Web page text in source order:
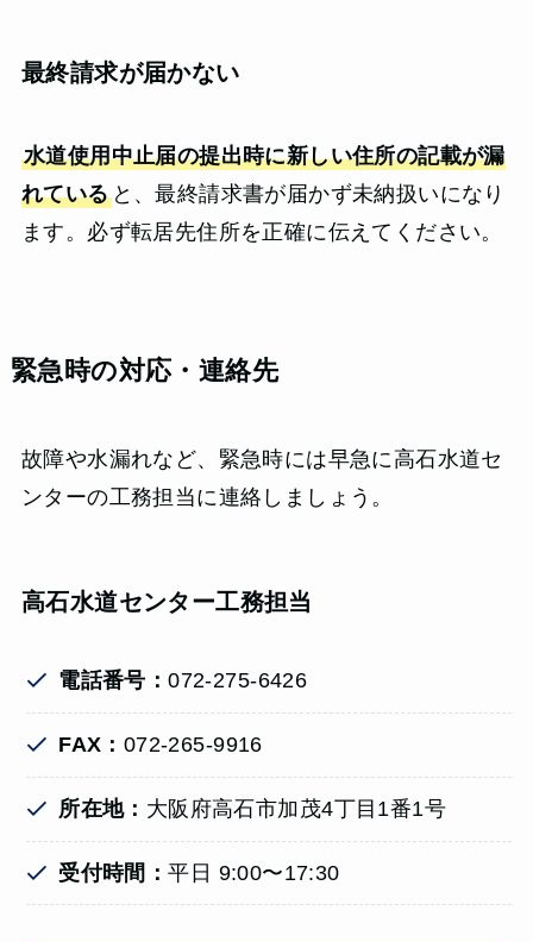
最終請求が届かない
水道使用中止届の提出時に新しい住所の記載が漏
れていると、最終請求書が届かず未納扱いになり
ます。必ず転居先住所を正確に伝えてください。
緊急時の対応・連絡先
故障や水漏れなど、緊急時には早急に高石水道セ
ンターの工務担当に連絡しましょう。
高石水道センター工務担当
電話番号：072-275-6426
FAX： 072-265-9916
所在地： 大阪府高石市加茂4丁目1番1号
受付時間：平日 9:00〜17:30